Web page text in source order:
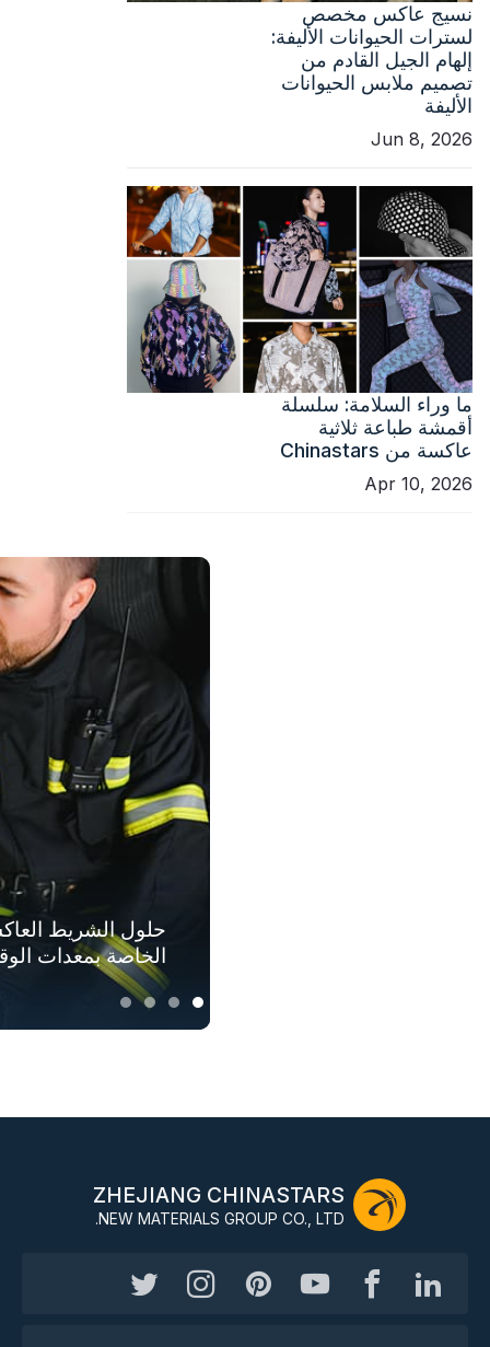
نسيج عاكس مخصص
لسترات الحيوانات الأليفة:
إلهام الجيل القادم من
تصميم ملابس الحيوانات
الأليفة
Jun 8, 2026
ما وراء السلامة: سلسلة
أقمشة طباعة ثلاثية
عاكسة من Chinastars
Apr 10, 2026
حلول الشريط
الخاصة بمعدات
حلول المنسوجات
الطلق
حلول الأقمشة
للملابس الخارجية
حلول الملابس
بأكملها
ZHEJIANG CHINASTARS
NEW MATERIALS GROUP CO., LTD.